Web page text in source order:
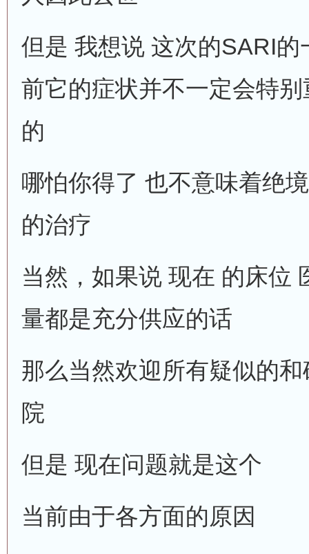
但是 我想说 这次的SARI
前它的症状并不一定会特
的
哪怕你得了 也不意味着绝
的治疗
当然，如果说 现在 的床位
量都是充分供应的话
那么当然欢迎所有疑似的
院
但是 现在问题就是这个
当前由于各方面的原因